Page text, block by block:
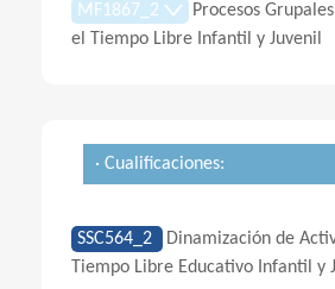
MF1867_2
Procesos
el Tiempo Libre Infantil y Juvenil
· Cualificaciones:
SSC564_2
Dinamización de
Tiempo Libre Educativo Infantil y